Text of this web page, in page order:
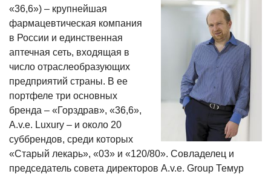
«36,6») – крупнейшая
фармацевтическая компания
в России и единственная
аптечная сеть, входящая в
число отраслеобразующих
предприятий страны. В ее
портфеле три основных
бренда – «Горздрав», «36,6»,
A.v.e. Luxury – и около 20
суббрендов, среди которых
«Старый лекарь», «03» и «120/80». Совладелец и
председатель совета директоров A.v.e. Group Темур